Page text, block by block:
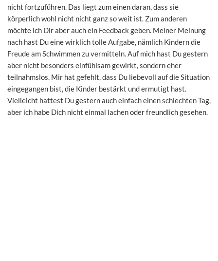
nicht fortzuführen. Das liegt zum einen daran, dass sie
körperlich wohl nicht nicht ganz so weit ist. Zum anderen
möchte ich Dir aber auch ein Feedback geben. Meiner Meinung
nach hast Du eine wirklich tolle Aufgabe, nämlich Kindern die
Freude am Schwimmen zu vermitteln. Auf mich hast Du gestern
aber nicht besonders einfühlsam gewirkt, sondern eher
teilnahmslos. Mir hat gefehlt, dass Du liebevoll auf die Situation
eingegangen bist, die Kinder bestärkt und ermutigt hast.
Vielleicht hattest Du gestern auch einfach einen schlechten Tag,
aber ich habe Dich nicht einmal lachen oder freundlich gesehen.